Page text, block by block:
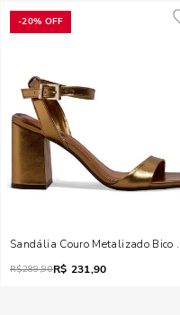
-20% OFF
Sandália Couro Metalizado Bico
R$289,90R$ 231,90